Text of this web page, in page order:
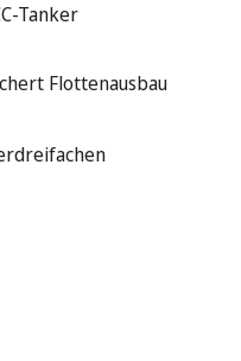
Tanker
Flottenausbau